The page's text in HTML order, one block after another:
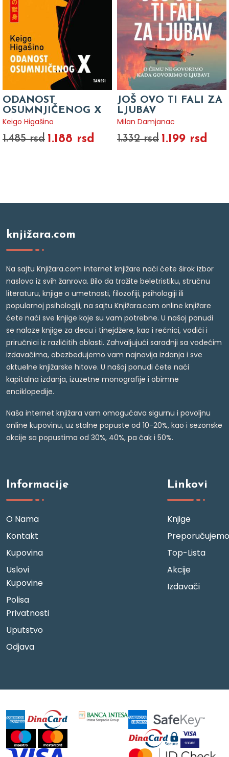
ODANOST
OSUMNJIČENOG X
Keigo Higašino
1.485 rsd 1.188 rsd
JOŠ OVO TI FALI ZA
LJUBAV
Milan Damjanac
1.332 rsd 1.199 rsd
knjižara.com
Na sajtu Knjižara.com internet knjižare naći ćete širok izbor
naslova iz svih žanrova. Bilo da tražite beletristiku, stručnu
literaturu, knjige o umetnosti, filozofiji, psihologiji ili
popularnoj psihologiji, na sajtu Knjižara.com online knjižare
ćete naći sve knjige koje su vam potrebne. U našoj ponudi
se nalaze knjige za decu i tinejdžere, kao i rečnici, vodiči i
priručnici iz različitih oblasti. Zahvaljujući saradnji sa vodećim
izdavačima, obezbeđujemo vam najnovija izdanja i sve
aktuelne knjižarske hitove. U našoj ponudi ćete naći
kapitalna izdanja, izuzetne monografije i obimne
enciklopedije.
Naša internet knjižara vam omogućava sigurnu i povoljnu
online kupovinu, uz stalne popuste od 10-20%, kao i sezonske
akcije sa popustima od 30%, 40%, pa čak i 50%.
Informacije
O Nama
Kontakt
Kupovina
Uslovi
Kupovine
Polisa
Privatnosti
Uputstvo
Odjava
Linkovi
Knjige
Preporučujemo
Top-Lista
Akcije
Izdavači